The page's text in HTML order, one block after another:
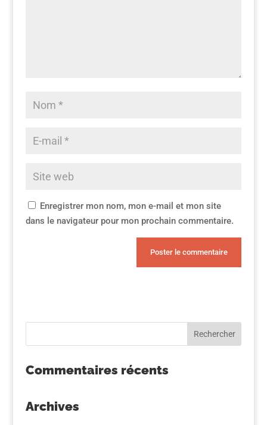
Enregistrer mon nom, mon e-mail et mon site
dans le navigateur pour mon prochain commentaire.
Commentaires récents
Archives